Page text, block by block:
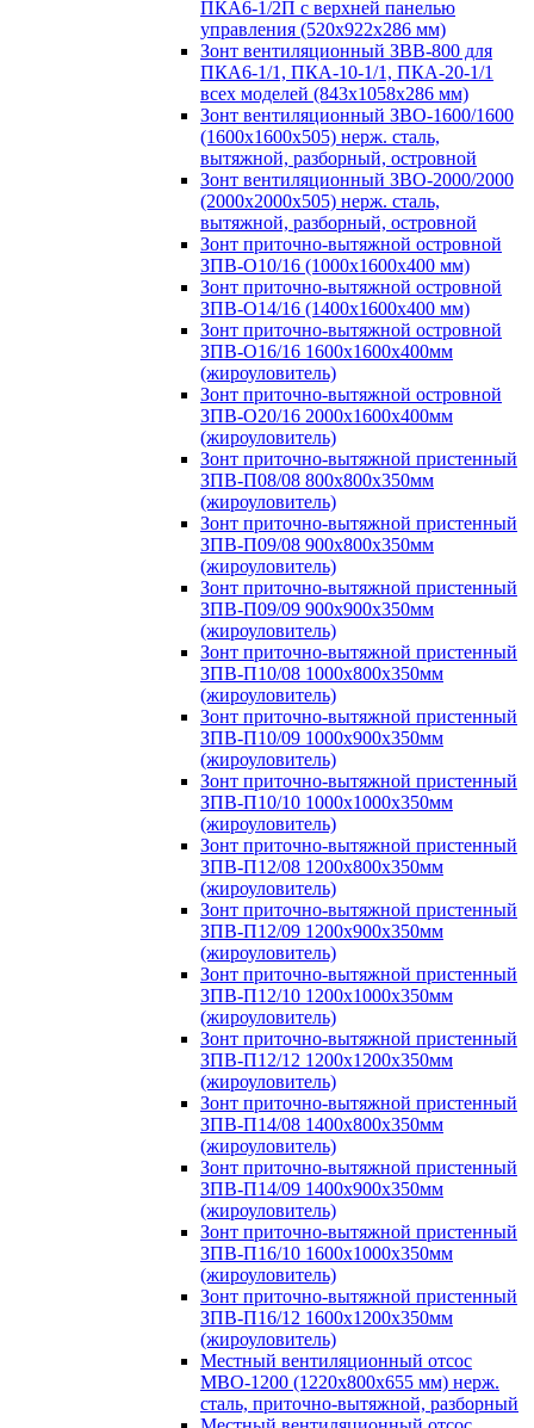
ПКА6-1/2П с верхней панелью
управления (520х922х286 мм)
Зонт вентиляционный ЗВВ-800 для
ПКА6-1/1, ПКА-10-1/1, ПКА-20-1/1
всех моделей (843х1058х286 мм)
Зонт вентиляционный ЗВО-1600/1600
(1600х1600х505) нерж. сталь,
вытяжной, разборный, островной
Зонт вентиляционный ЗВО-2000/2000
(2000х2000х505) нерж. сталь,
вытяжной, разборный, островной
Зонт приточно-вытяжной островной
ЗПВ-О10/16 (1000х1600х400 мм)
Зонт приточно-вытяжной островной
ЗПВ-О14/16 (1400х1600х400 мм)
Зонт приточно-вытяжной островной
ЗПВ-О16/16 1600х1600х400мм
(жироуловитель)
Зонт приточно-вытяжной островной
ЗПВ-О20/16 2000х1600х400мм
(жироуловитель)
Зонт приточно-вытяжной пристенный
ЗПВ-П08/08 800х800х350мм
(жироуловитель)
Зонт приточно-вытяжной пристенный
ЗПВ-П09/08 900х800х350мм
(жироуловитель)
Зонт приточно-вытяжной пристенный
ЗПВ-П09/09 900х900х350мм
(жироуловитель)
Зонт приточно-вытяжной пристенный
ЗПВ-П10/08 1000х800х350мм
(жироуловитель)
Зонт приточно-вытяжной пристенный
ЗПВ-П10/09 1000х900х350мм
(жироуловитель)
Зонт приточно-вытяжной пристенный
ЗПВ-П10/10 1000х1000х350мм
(жироуловитель)
Зонт приточно-вытяжной пристенный
ЗПВ-П12/08 1200х800х350мм
(жироуловитель)
Зонт приточно-вытяжной пристенный
ЗПВ-П12/09 1200х900х350мм
(жироуловитель)
Зонт приточно-вытяжной пристенный
ЗПВ-П12/10 1200х1000х350мм
(жироуловитель)
Зонт приточно-вытяжной пристенный
ЗПВ-П12/12 1200х1200х350мм
(жироуловитель)
Зонт приточно-вытяжной пристенный
ЗПВ-П14/08 1400х800х350мм
(жироуловитель)
Зонт приточно-вытяжной пристенный
ЗПВ-П14/09 1400х900х350мм
(жироуловитель)
Зонт приточно-вытяжной пристенный
ЗПВ-П16/10 1600х1000х350мм
(жироуловитель)
Зонт приточно-вытяжной пристенный
ЗПВ-П16/12 1600х1200х350мм
(жироуловитель)
Местный вентиляционный отсос
МВО-1200 (1220х800х655 мм) нерж.
сталь, приточно-вытяжной, разборный